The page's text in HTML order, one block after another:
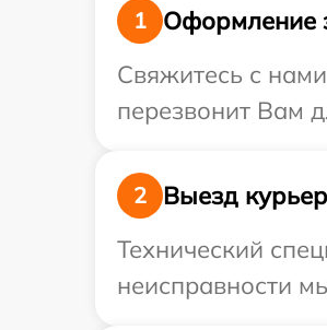
1
Оформление
Свяжитесь с
перезвонит Вам
2
Выезд
Технический
неисправности